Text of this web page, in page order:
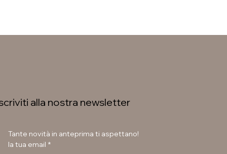
alla nostra newsletter
Tante novità in anteprima ti aspettano!
la tua email *